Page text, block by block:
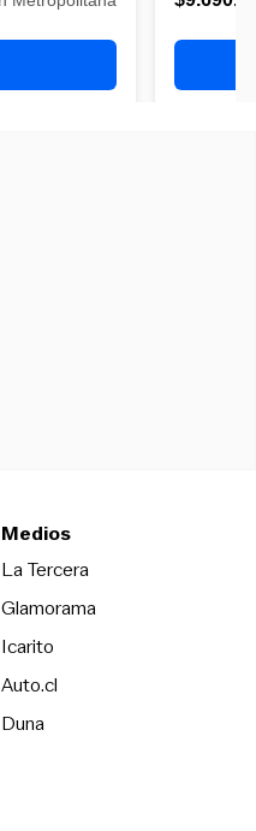
Medios
La TerceraOpens in new
Glamorama
Icarito
Auto.cl
DunaOpens in new window